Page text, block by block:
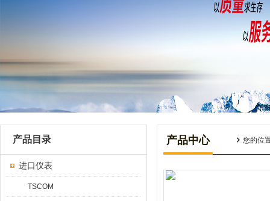
产品目录
进口仪表
TSCOM
产品中心 您的位